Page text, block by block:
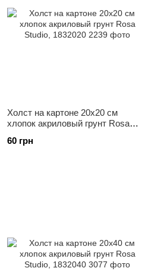
Холст на картоне 20x20 см
хлопок акриловый грунт Rosa
60 грн